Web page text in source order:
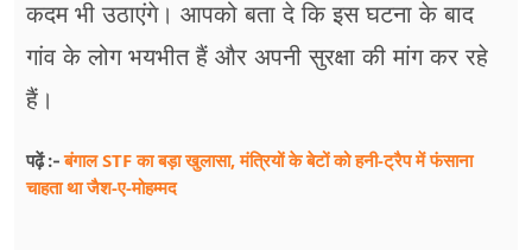
कदम भी उठाएंगे। आपको बता दे कि इस घटना के बाद
गांव के लोग भयभीत हैं और अपनी सुरक्षा की मांग कर रहे
हैं।
पढ़ें :-बंगाल STF का बड़ा खुलासा, मंत्रियों के बेटों को हनी-ट्रैप में फंसाना
चाहता था जैश-ए-मोहम्मद